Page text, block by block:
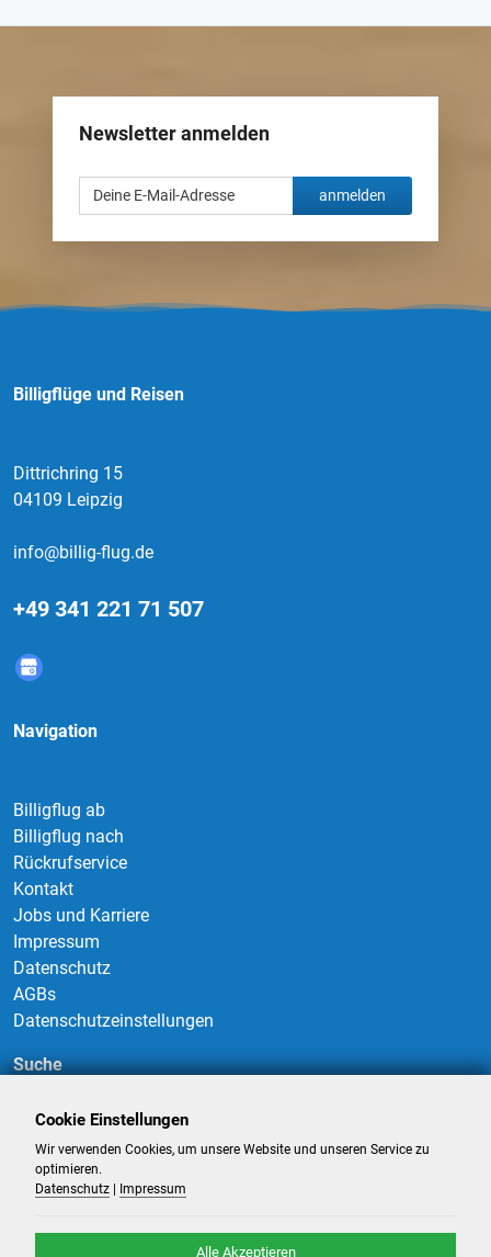
Newsletter anmelden
anmelden
Billigflüge und Reisen
Dittrichring 15
04109 Leipzig
info@billig-flug.de
+49 341 221 71 507
Navigation
Billigflug ab
Billigflug nach
Rückrufservice
Kontakt
Jobs und Karriere
Impressum
Datenschutz
AGBs
Datenschutzeinstellungen
Suche
Suchen
Cookie Einstellungen
Wir verwenden Cookies, um unsere Website und unseren Service zu
optimieren.
Datenschutz
Impressum
Alle Akzeptieren